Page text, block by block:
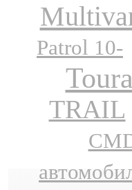
Patrol 10-
TRAIL